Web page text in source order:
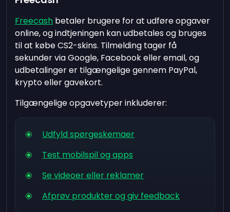
Freecash betaler brugere for at udføre opgaver
online, og indtjeningen kan udbetales og bruges
til at købe CS2-skins. Tilmelding tager få
sekunder via Google, Facebook eller email, og
udbetalinger er tilgængelige gennem PayPal,
krypto eller gavekort.
Tilgængelige opgavetyper inkluderer:
Udfyld spørgeskemaer
Test mobilspil og apps
Se videoer eller reklamer
Afprøv produkter og giv feedback